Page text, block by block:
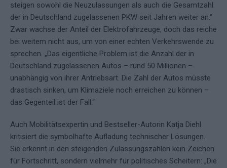
steigen sowohl die Neuzulassungen als auch die Gesamtzahl
der in Deutschland zugelassenen PKW seit Jahren weiter an.“
Zwar wachse der Anteil der Elektrofahrzeuge, doch das reiche
bei weitem nicht aus, um von einer echten Verkehrswende zu
sprechen. „Das eigentliche Problem ist die Anzahl der in
Deutschland zugelassenen Autos – rund 50 Millionen –
unabhängig von ihrer Antriebsart. Die Zahl der Autos müsste
drastisch sinken, um Klimaziele noch erreichen zu können –
das Gegenteil ist der Fall.“
Auch Mobilitätsexpertin und Bestseller-Autorin Katja Diehl
kritisiert die symbolhafte Aufladung technischer Lösungen.
Sie erkennt in den steigenden Zulassungszahlen kein Zeichen
für Fortschritt, sondern vielmehr für politisches Scheitern: „Die